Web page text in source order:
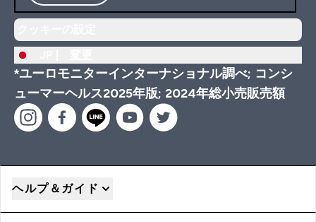
*ユーロモニターインターナショナル調べ; コンシ
ューマーヘルス2025年版; 2024年総小売販売額
ヘルプ＆ガイド